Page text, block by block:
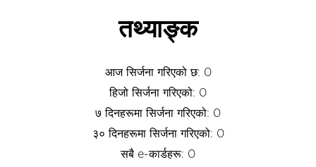
तथ्याङ्क
आज सिर्जना गरिएको छ: 0
हिजो सिर्जना गरिएको: 0
७ दिनहरूमा सिर्जना गरिएको: 0
३० दिनहरूमा सिर्जना गरिएको: 0
सबै e-कार्डहरू: 0